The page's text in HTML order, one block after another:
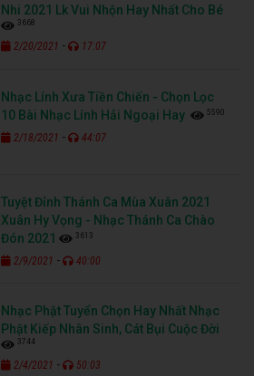
Nhi 2021 Lk Vui Nhộn Hay Nhất Cho Bé
3668
2/20/2021 - 17:07
Nhạc Lính Xưa Tiền Chiến - Chọn Lọc
10 Bài Nhạc Lính Hải Ngoại Hay
5590
2/18/2021 - 44:07
Tuyệt Đỉnh Thánh Ca Mùa Xuân 2021
Xuân Hy Vọng - Nhạc Thánh Ca Chào
Đón 2021
3613
2/9/2021 - 40:00
Nhạc Phật Tuyển Chọn Hay Nhất Nhạc
Phật Kiếp Nhân Sinh, Cát Bụi Cuộc Đời
3744
2/4/2021 - 50:03